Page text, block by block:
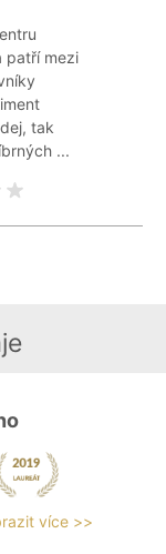
patří mezi
tak
...
více >>